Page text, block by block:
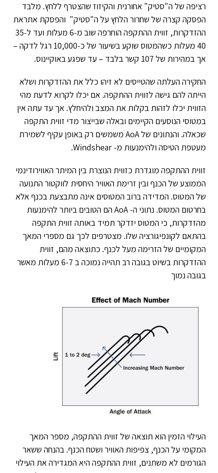
רציפה של ה"סטיק" אחורנית והקיזוז שהצטרף ללחץ. מלבד
הפסקה קצרה של שחרור הלחץ על ה"סטיק" והפסקת אתראת
ההזדקרות, זווית ההתקפה הוחרפה שוב מ-6 מעלות ועד ל35-
40 מעלות כשהמטוס שוקע בשיעור של כ-10,000 רגל לדקה –
אך במהירות של 107 קשר בלבד – עד שפגע באוקיינוס.
החקירה העלתה שהטייסים לא זיהו כלל את ההזדקרות ושלא
הייתה להם גישה לזווית ההתקפה. אם יכלו לקרוא לדעת מהי
הזווית יכלו לזהות בקלות את המצב ולהיחלץ. אך עד עתה אין
במטוסי הנוסעים הקיימים ובאלה שבייצור מדי זווית התקפה
שכאלה. והנתונים של AoA משמשים רק באופן עקיף לשמירת
מעטפת הטיסה ולהימנעות מ- Windshear.
זווית ההתקפה מוגדרת כזווית הנוצרת בין המיתר האווירודינמי
הממוצע של הכנף ובין זרימת האוויר היחסית לווקטור התנועה
של המטוס. המדידה ברוב המטוסים אינה מתבצעת בכנף אלא
בחרטום המטוס. נתוני ה- AoA הם הטובים ביותר להימנעות
מהזדקרות, כי המטוס יזדקר תמיד באותה זווית התקפה
בהתאם לקונפיגורציה שלו. מצטרפים לכך גם מספרי המאך
המקומיים של הזרימה מעל לכנף. כתוצאה מהם, זווית
ההזדקרות בשיוט בגובה רב תהייה נמוכה ב 6-7 מעלות מאשר
בגובה נמוך
העילוי הזמין הוא תוצאה של זווית ההתקפה, מספר המאך
המקומי על הכנף, צפיפות האוויר ושטח הכנף. בהנחה ששאר
הגורמים לא משתנים, זווית ההתקפה היא המגדירה את העילוי